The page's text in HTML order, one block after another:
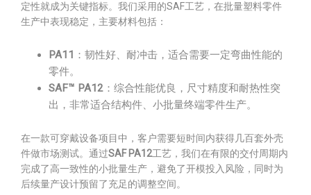
定性就成为关键指标。我们采用的SAF工艺，在批量塑料零件
生产中表现稳定，主要材料包括：
PA11 ：韧性好、耐冲击，适合需要一定弯曲性能的
零件。
SAF™ PA12 ：综合性能优良，尺寸精度和耐热性突
出，非常适合结构件、小批量终端零件生产。
在一款可穿戴设备项目中，客户需要短时间内获得几百套外壳
件做市场测试。通过SAF PA12工艺，我们在有限的交付周期内
完成了高一致性的小批量生产，避免了开模投入风险，同时为
后续量产设计预留了充足的调整空间。